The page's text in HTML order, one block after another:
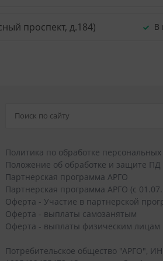
проспект, д.184) В
Политика по обработке
Положение об обработке и защите ПД
Партнерская программа АРГО
Партнерская программа АРГО (с
Оферта - Участие в партнерской
Оферта - выплаты самозанятым
Оферта - выплаты физическим лицам
Потребительское общество "АРГО",